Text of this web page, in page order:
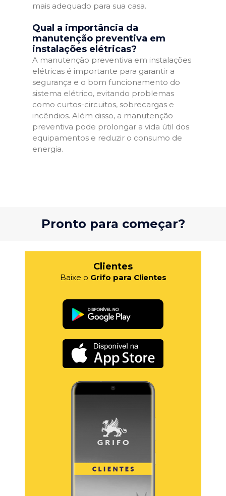
mais adequado para sua casa.
Qual a importância da
manutenção preventiva em
instalações elétricas?
A manutenção preventiva em instalações
elétricas é importante para garantir a
segurança e o bom funcionamento do
sistema elétrico, evitando problemas
como curtos-circuitos, sobrecargas e
incêndios. Além disso, a manutenção
preventiva pode prolongar a vida útil dos
equipamentos e reduzir o consumo de
energia.
Pronto para começar?
Clientes
Baixe o Grifo para Clientes